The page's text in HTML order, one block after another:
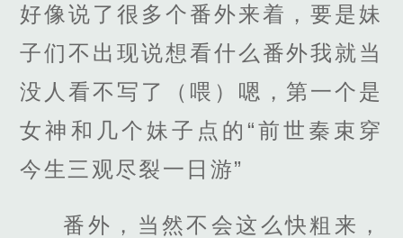
好像说了很多个番外来着，要是妹
子们不出现说想看什么番外我就当
没人看不写了（喂）嗯，第一个是
女神和几个妹子点的“前世秦束穿
今生三观尽裂一日游”
番外，当然不会这么快粗来，